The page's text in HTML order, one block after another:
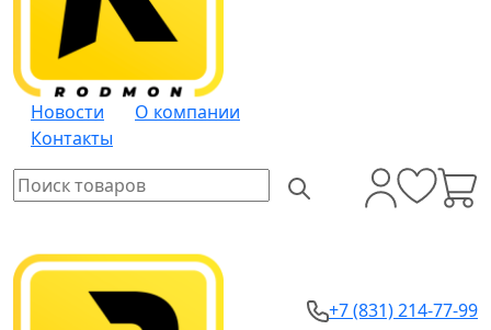
Новости
О компании
Контакты
+7 (831) 214-77-99